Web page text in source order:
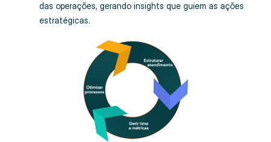
das operações, gerando insights que guiem as ações
estratégicas.